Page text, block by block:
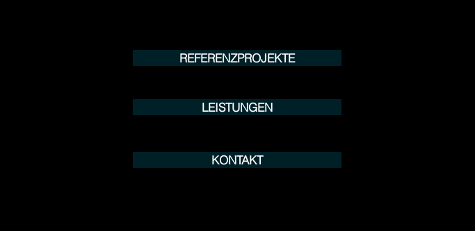
KONTAKT
LEISTUNGEN
REFERENZPROJEKTE